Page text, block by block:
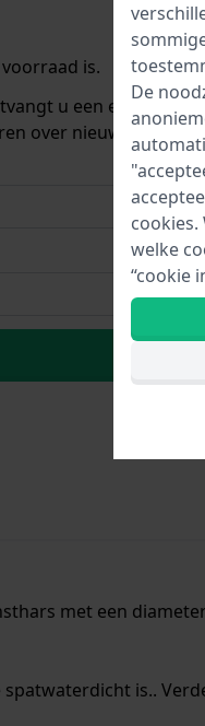
is.
u een e-mail
over nieuwe
met een
is..
De
cookies.
welke
“cookie